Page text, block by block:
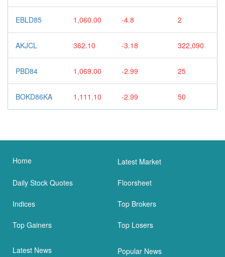
EBLD85 1,060.00 -4.8 2
AKJCL 362.10 -3.18 322,090
PBD84 1,069.00 -2.99 25
BOKD86KA 1,111.10 -2.99 50
Home Latest Market
Daily Stock Quotes Floorsheet
Indices Top Brokers
Top Gainers Top Losers
Latest News Popular News